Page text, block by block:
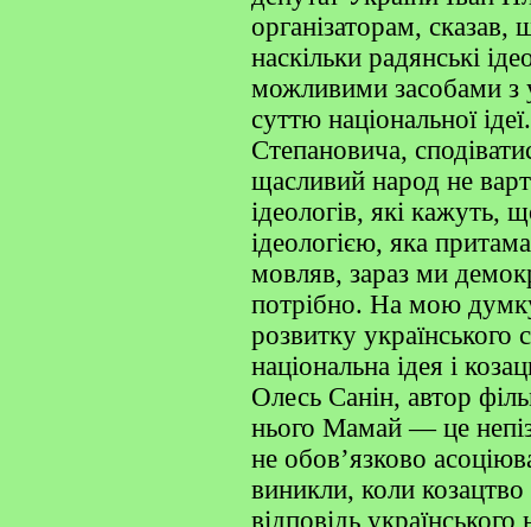
організаторам, сказав,
наскільки радянські
можливими засобами з
суттю національної
Степановича,
щасливий народ не
ідеологів, які кажуть,
ідеологією, яка
мовляв, зараз ми
потрібно. На мою
розвитку українського
національна ідея і
Олесь Санін, автор
нього Мамай — це
не обов’язково
виникли, коли
відповідь